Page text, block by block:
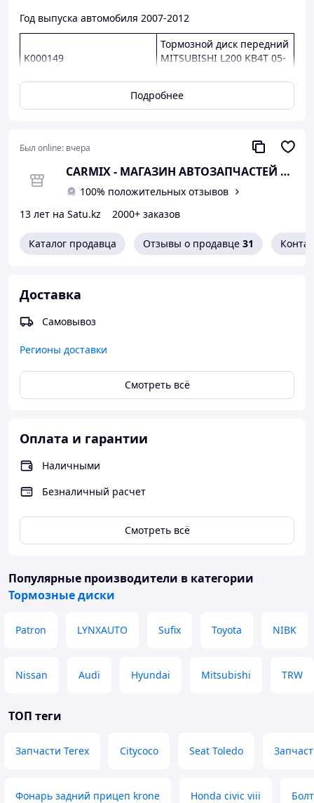
Год выпуска автомобиля 2007-2012
K000149
Тормозной диск передний
MITSUBISHI L200 KB4T 05-
Подробнее
Был online: вчера
СARMIX - МАГАЗИН АВТОЗАПЧАСТЕЙ В
100% положительных отзывов
13 лет на Satu.kz
2000+ заказов
Каталог продавца Отзывы о продавце 31
Доставка
Самовывоз
Регионы доставки
Смотреть всё
Оплата и гарантии
Наличными
Безналичный расчет
Смотреть всё
Популярные производители в категории
Тормозные диски
Patron LYNXAUTO Sufix Toyota NIBK
Nissan Audi Hyundai Mitsubishi TRW
ТОП теги
Запчасти Terex Citycoco Seat Toledo
Фонарь задний прицеп krone Honda civic viii